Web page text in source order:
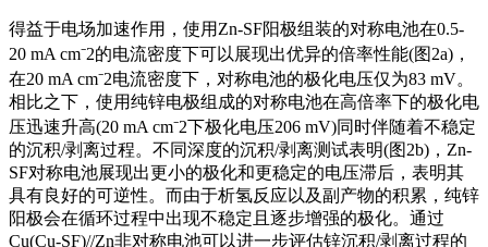
得益于电场加速作用，使用Zn-SF阳极组装的对称电池在0.5-
20 mA cm⁻2的电流密度下可以展现出优异的倍率性能(图2a)，
在20 mA cm⁻2电流密度下，对称电池的极化电压仅为83 mV。
相比之下，使用纯锌电极组成的对称电池在高倍率下的极化电
压迅速升高(20 mA cm⁻2下极化电压206 mV)同时伴随着不稳定
的沉积/剥离过程。不同深度的沉积/剥离测试表明(图2b)，Zn-
SF对称电池展现出更小的极化和更稳定的电压滞后，表明其
具有良好的可逆性。而由于析氢反应以及副产物的积累，纯锌
阳极会在循环过程中出现不稳定且逐步增强的极化。通过
Cu(Cu-SF)//Zn非对称电池可以进一步评估锌沉积/剥离过程的